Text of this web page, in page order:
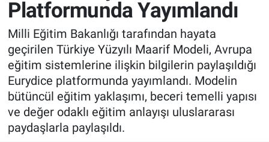
Platformunda Yayımlandı
Milli Eğitim Bakanlığı tarafından hayata
geçirilen Türkiye Yüzyılı Maarif Modeli, Avrupa
eğitim sistemlerine ilişkin bilgilerin paylaşıldığı
Eurydice platformunda yayımlandı. Modelin
bütüncül eğitim yaklaşımı, beceri temelli yapısı
ve değer odaklı eğitim anlayışı uluslararası
paydaşlarla paylaşıldı.
Manşet
Resmi İlanlar
Sağlık
Son Dakika
Spor